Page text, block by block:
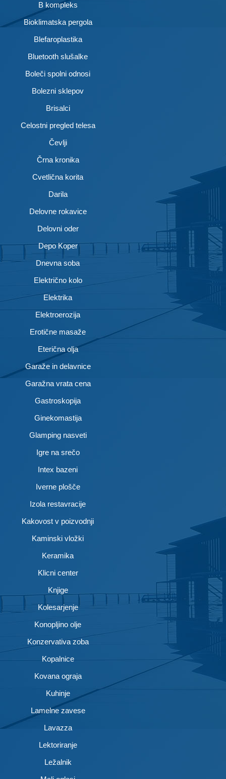
B kompleks
Bioklimatska pergola
Blefaroplastika
Bluetooth slušalke
Boleči spolni odnosi
Bolezni sklepov
Brisalci
Celostni pregled telesa
Čevlji
Črna kronika
Cvetlična korita
Darila
Delovne rokavice
Delovni oder
Depo Koper
Dnevna soba
Električno kolo
Elektrika
Elektroerozija
Erotične masaže
Eterična olja
Garaže in delavnice
Garažna vrata cena
Gastroskopija
Ginekomastija
Glamping nasveti
Igre na srečo
Intex bazeni
Iverne plošče
Izola restavracije
Kakovost v poizvodnji
Kaminski vložki
Keramika
Klicni center
Knjige
Kolesarjenje
Konopljino olje
Konzervativa zoba
Kopalnice
Kovana ograja
Kuhinje
Lamelne zavese
Lavazza
Lektoriranje
Ležalnik